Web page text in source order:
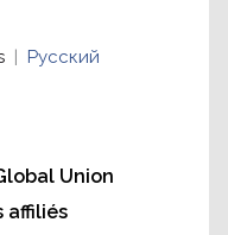
Русский
Union
affiliés